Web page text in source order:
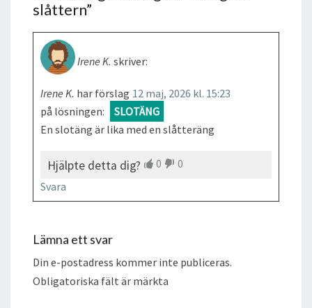
slåttern”
Irene K. skriver:
12 maj, 2026 kl. 15:23
Irene K. har förslag
på lösningen:
SLOTÄNG
En slotäng är lika med en slåtteräng
Hjälpte detta dig? 0
0
Svara
Lämna ett svar
Din e-postadress kommer inte publiceras.
Obligatoriska fält är märkta